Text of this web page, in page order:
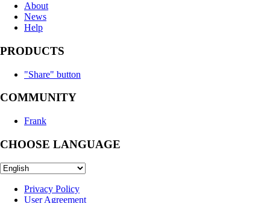
About
News
Help
PRODUCTS
"Share" button
COMMUNITY
Frank
CHOOSE LANGUAGE
Privacy Policy
User Agreement